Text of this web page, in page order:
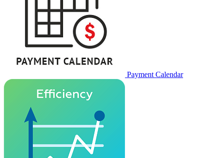
Payment Calendar